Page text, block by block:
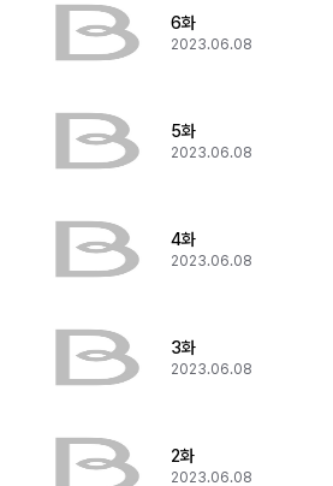
6화
2023.06.08
5화
2023.06.08
4화
2023.06.08
3화
2023.06.08
2화
2023.06.08